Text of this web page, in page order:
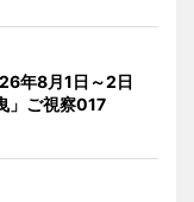
年8月1日～2日
」ご視察017